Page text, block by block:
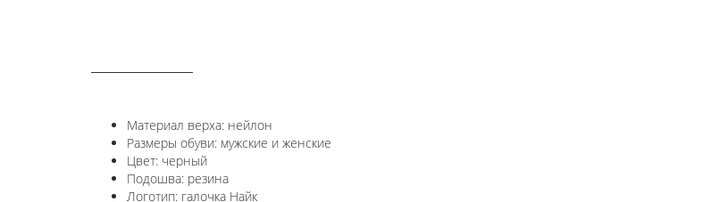
Материал верха: нейлон
Размеры обуви: мужские и женские
Цвет: черный
Подошва: резина
Логотип: галочка Найк